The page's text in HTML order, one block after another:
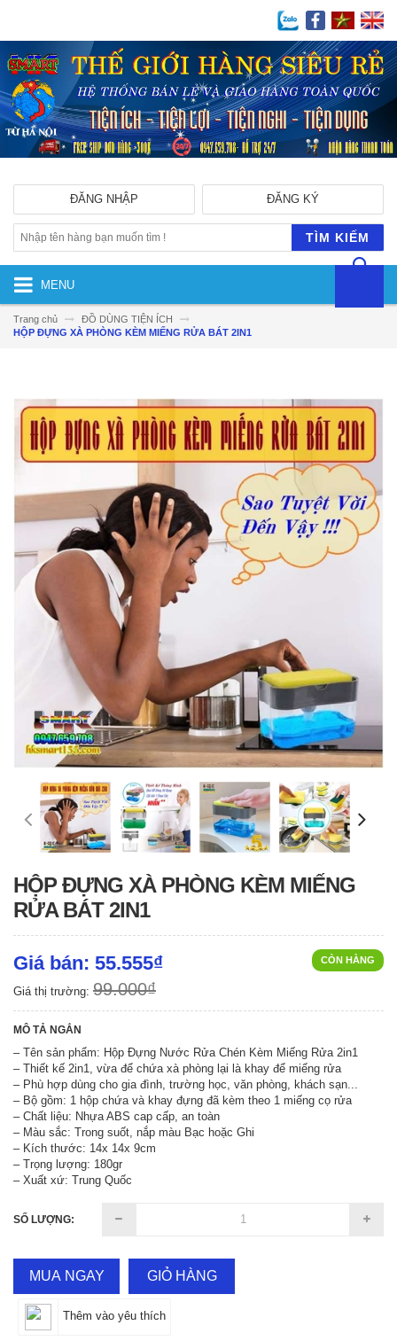
ĐĂNG KÝ
ĐĂNG NHẬP
TÌM KIẾM
MENU
Trang chủ
ĐỒ DÙNG TIỆN ÍCH
HỘP ĐỰNG XÀ PHÒNG KÈM MIẾNG RỬA BÁT 2IN1
HỘP ĐỰNG XÀ PHÒNG KÈM MIẾNG
RỬA BÁT 2IN1
CÒN HÀNG
Giá bán: 55.555₫
Giá thị trường: 99.000₫
MÔ TẢ NGẮN
– Tên sản phẩm: Hộp Đựng Nước Rửa Chén Kèm Miếng Rửa 2in1
– Thiết kế 2in1, vừa để chứa xà phòng lại là khay để miếng rửa
– Phù hợp dùng cho gia đình, trường học, văn phòng, khách sạn...
– Bộ gồm: 1 hộp chứa và khay đựng đã kèm theo 1 miếng cọ rửa
– Chất liệu: Nhựa ABS cap cấp, an toàn
– Màu sắc: Trong suốt, nắp màu Bạc hoặc Ghi
– Kích thước: 14x 14x 9cm
– Trọng lượng: 180gr
– Xuất xứ: Trung Quốc
SỐ LƯỢNG:
MUA NGAY GIỎ HÀNG
Thêm vào yêu thích